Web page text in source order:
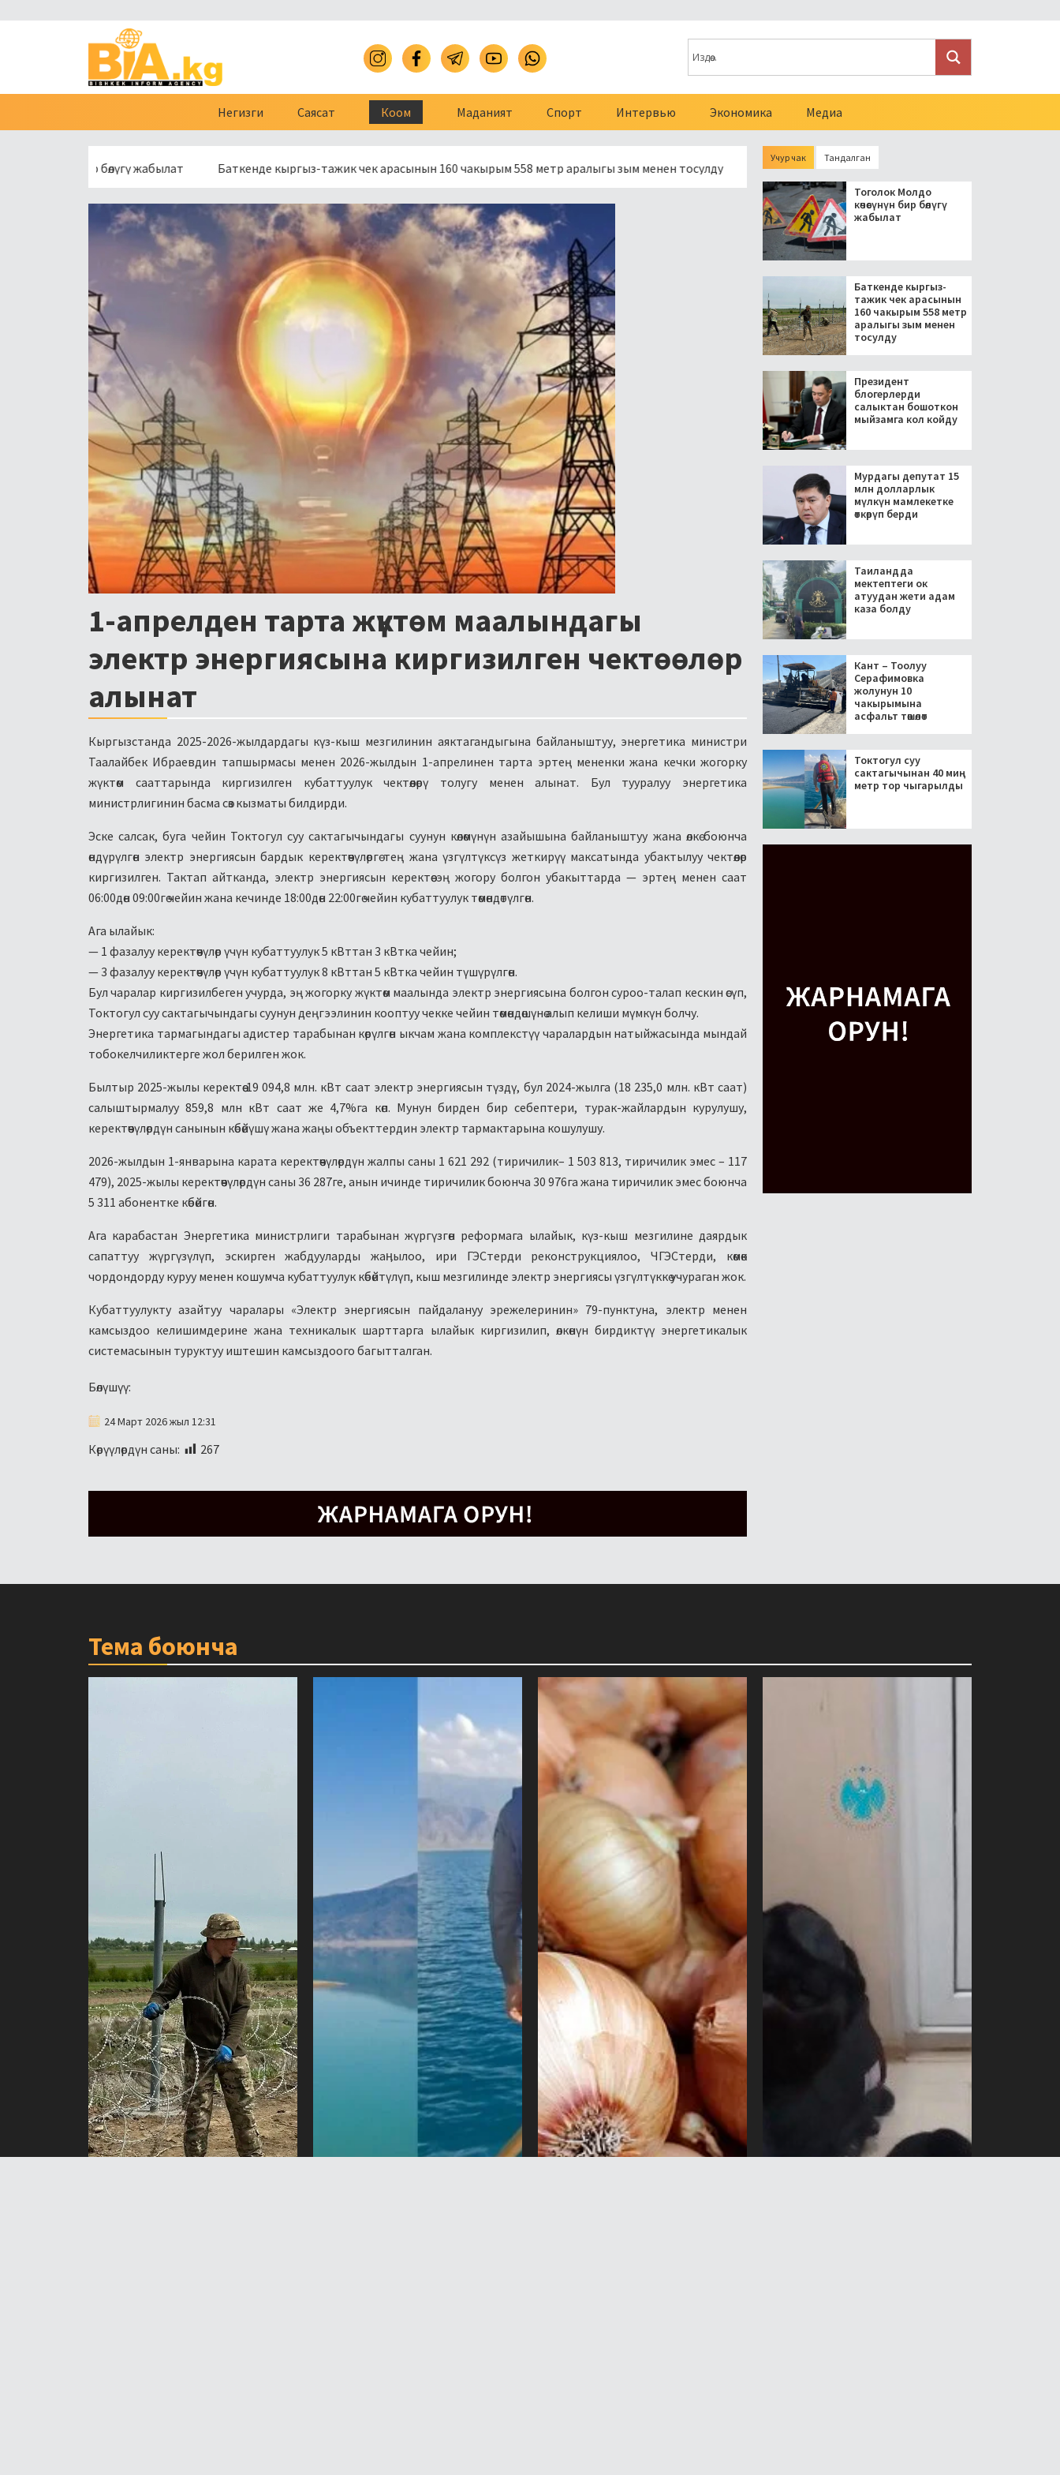
Негизги Саясат Коом Маданият Спорт Интервью Экономика Медиа
бир бөлүгү жабылат Баткенде кыргыз-тажик чек арасынын 160 чакырым 558 метр аралыгы зым менен тосулду Президент блогерлерди салыктан бошоткон мыйзамга кол
1-апрелден тарта жүктөм маалындагы
электр энергиясына киргизилген чектөөлөр
алынат
Кыргызстанда 2025-2026-жылдардагы күз-кыш мезгилинин аяктагандыгына байланыштуу, энергетика министри
Таалайбек Ибраевдин тапшырмасы менен 2026-жылдын 1-апрелинен тарта эртең мененки жана кечки жогорку
жүктөм сааттарында киргизилген кубаттуулук чектөөлөрү толугу менен алынат. Бул тууралуу энергетика
министрлигинин басма сөз кызматы билдирди.
Эске салсак, буга чейин Токтогул суу сактагычындагы суунун көлөмүнүн азайышына байланыштуу жана өлкө боюнча
өндүрүлгөн электр энергиясын бардык керектөөчүлөргө тең жана үзгүлтүксүз жеткирүү максатында убактылуу чектөөлөр
киргизилген. Тактап айтканда, электр энергиясын керектөө эң жогору болгон убакыттарда — эртең менен саат
06:00дөн 09:00гө чейин жана кечинде 18:00дөн 22:00гө чейин кубаттуулук төмөндөтүлгөн.
Ага ылайык:
— 1 фазалуу керектөөчүлөр үчүн кубаттуулук 5 кВттан 3 кВтка чейин;
— 3 фазалуу керектөөчүлөр үчүн кубаттуулук 8 кВттан 5 кВтка чейин түшүрүлгөн.
Бул чаралар киргизилбеген учурда, эң жогорку жүктөм маалында электр энергиясына болгон суроо-талап кескин өсүп,
Токтогул суу сактагычындагы суунун деңгээлинин кооптуу чекке чейин төмөндөшүнө алып келиши мүмкүн болчу.
Энергетика тармагындагы адистер тарабынан көрүлгөн ыкчам жана комплекстүү чаралардын натыйжасында мындай
тобокелчиликтерге жол берилген жок.
Былтыр 2025-жылы керектөө 19 094,8 млн. кВт саат электр энергиясын түздү, бул 2024-жылга (18 235,0 млн. кВт саат)
салыштырмалуу 859,8 млн кВт саат же 4,7%га көп. Мунун бирден бир себептери, турак-жайлардын курулушу,
керектөөчүлөрдүн санынын көбөйүшү жана жаңы объекттердин электр тармактарына кошулушу.
2026-жылдын 1-январына карата керектөөчүлөрдүн жалпы саны 1 621 292 (тиричилик– 1 503 813, тиричилик эмес – 117
479), 2025-жылы керектөөчүлөрдүн саны 36 287ге, анын ичинде тиричилик боюнча 30 976га жана тиричилик эмес боюнча
5 311 абонентке көбөйгөн.
Ага карабастан Энергетика министрлиги тарабынан жүргүзгөн реформага ылайык, күз-кыш мезгилине даярдык
сапаттуу жүргүзүлүп, эскирген жабдууларды жаӊылоо, ири ГЭСтерди реконструкциялоо, ЧГЭСтерди, көмөк
чордондорду куруу менен кошумча кубаттуулук көбөйтүлүп, кыш мезгилинде электр энергиясы үзгүлтүккө учураган жок.
Кубаттуулукту азайтуу чаралары «Электр энергиясын пайдалануу эрежелеринин» 79-пунктуна, электр менен
камсыздоо келишимдерине жана техникалык шарттарга ылайык киргизилип, өлкөнүн бирдиктүү энергетикалык
системасынын туруктуу иштешин камсыздоого багытталган.
Бөлүшүү:
24 Март 2026 жыл 12:31
Көрүүлөрдүн саны: 267
Учур чак Тандалган
Тоголок Молдо
көчөсүнүн бир бөлүгү
жабылат
Баткенде кыргыз-
тажик чек арасынын
160 чакырым 558 метр
аралыгы зым менен
тосулду
Президент
блогерлерди
салыктан бошоткон
мыйзамга кол койду
Мурдагы депутат 15
млн долларлык
мүлкүн мамлекетке
өткөрүп берди
Таиландда
мектептеги ок
атуудан жети адам
каза болду
Кант – Тоолуу
Серафимовка
жолунун 10
чакырымына
асфальт төшөлөт
Токтогул суу
сактагычынан 40 миң
метр тор чыгарылды
Тема боюнча